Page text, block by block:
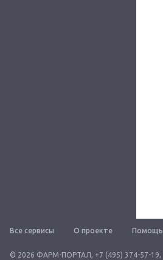
Все сервисы О проекте Помощь
© 2026 ФАРМ-ПОРТАЛ, +7 (495) 374-57-19,